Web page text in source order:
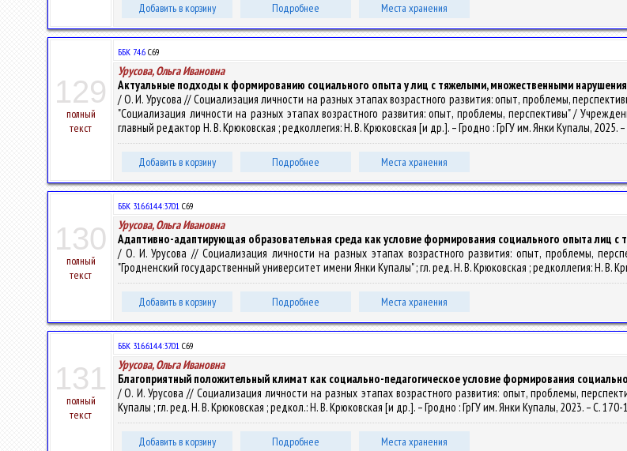
Добавить в корзину Подробнее Места хранения
129
полный
текст
ББК 74.6 С69
Урусова, Ольга Ивановна
Актуальные подходы к формированию социального опыта у лиц с тяжелыми, множественными
/ О. И. Урусова // Социализация личности на разных этапах возрастного развития: опыт, проблемы,
"Социализация личности на разных этапах возрастного развития: опыт, проблемы, перспективы" /
главный редактор Н. В. Крюковская ; редколлегия: Н. В. Крюковская [и др.]. – Гродно : ГрГУ им. Янки Купалы, 2025.
Добавить в корзину Подробнее Места хранения
130
полный
текст
ББК 316.614.4:37.01 С69
Урусова, Ольга Ивановна
Адаптивно-адаптирующая образовательная среда как условие формирования социального опыта лиц
/ О. И. Урусова // Социализация личности на разных этапах возрастного развития: опыт, проблемы,
"Гродненский государственный университет имени Янки Купалы" ; гл. ред. Н. В. Крюковская ; редколлегия: Н. В.
Добавить в корзину Подробнее Места хранения
131
полный
текст
ББК 316.614.4:37.01 С69
Урусова, Ольга Ивановна
Благоприятный положительный климат как социально-педагогическое условие формирования
/ О. И. Урусова // Социализация личности на разных этапах возрастного развития: опыт, проблемы,
Купалы ; гл. ред. Н. В. Крюковская ; редкол.: Н. В. Крюковская [и др.]. – Гродно : ГрГУ им. Янки Купалы, 2023. – С. 170-
Добавить в корзину Подробнее Места хранения